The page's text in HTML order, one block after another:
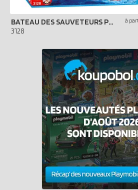
BATEAU DES SAUVETEURS POMPIERS
3128
à